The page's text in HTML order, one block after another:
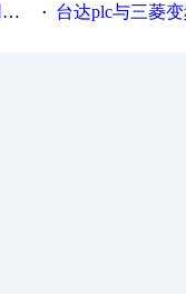
· 台达plc与三菱